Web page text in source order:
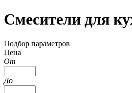
Смесители для
Подбор параметров
Цена
От
До